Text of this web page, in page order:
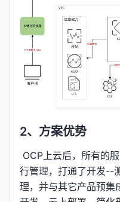
2、方案优势
OCP上云后，所有的
行管理，打通了开发--
理，并与其它产品预集